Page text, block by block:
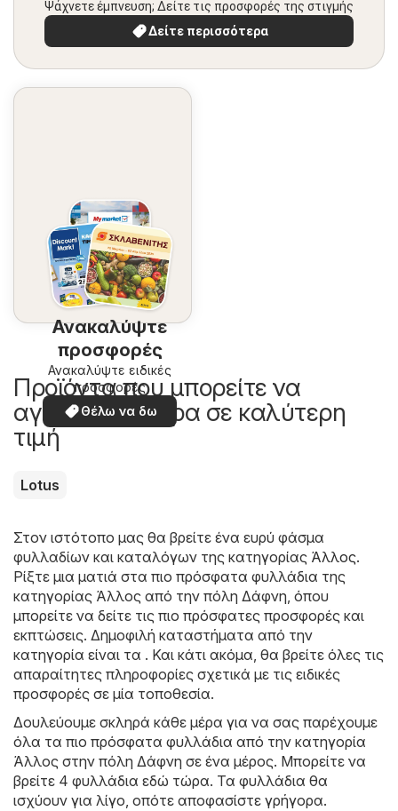
Ψάχνετε έμπνευση; Δείτε τις προσφορές της στιγμής
Δείτε περισσότερα
Ανακαλύψτε
προσφορές
Ανακαλύψτε ειδικές
προσφορές
Θέλω να δω
Προϊόντα που μπορείτε να
αγοράσετε τώρα σε καλύτερη
τιμή
Lotus
Στον ιστότοπο μας θα βρείτε ένα ευρύ φάσμα
φυλλαδίων και καταλόγων της κατηγορίας Άλλος.
Ρίξτε μια ματιά στα πιο πρόσφατα φυλλάδια της
κατηγορίας Άλλος από την πόλη Δάφνη, όπου
μπορείτε να δείτε τις πιο πρόσφατες προσφορές και
εκπτώσεις. Δημοφιλή καταστήματα από την
κατηγορία είναι τα . Και κάτι ακόμα, θα βρείτε όλες τις
απαραίτητες πληροφορίες σχετικά με τις ειδικές
προσφορές σε μία τοποθεσία.
Δουλεύουμε σκληρά κάθε μέρα για να σας παρέχουμε
όλα τα πιο πρόσφατα φυλλάδια από την κατηγορία
Άλλος στην πόλη Δάφνη σε ένα μέρος. Μπορείτε να
βρείτε 4 φυλλάδια εδώ τώρα. Τα φυλλάδια θα
ισχύουν για λίγο, οπότε αποφασίστε γρήγορα.